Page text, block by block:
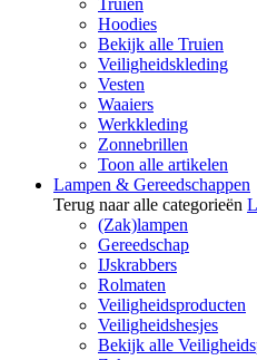
Truien
Hoodies
Bekijk alle Truien
Veiligheidskleding
Vesten
Waaiers
Werkkleding
Zonnebrillen
Toon alle artikelen
Lampen & Gereedschappen
Terug naar alle categorieën
(Zak)lampen
Gereedschap
IJskrabbers
Rolmaten
Veiligheidsproducten
Veiligheidshesjes
Bekijk alle